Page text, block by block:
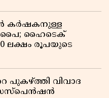
കർഷകനുള്ള
പൈ; ഹൈടെക്
ലക്ഷം രൂപയുടെ
പുകഴ്ത്തി വിവാദ
സസ്പെൻഷൻ